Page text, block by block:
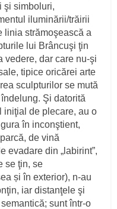
şi simboluri,
iluminării/trăirii
linia strămoşească a
lui Brâncuşi ţin
vedere, dar care nu-şi
tipice oricărei arte
sculpturilor se mută
Şi datorită
iniţial de plecare, au o
în inconştient,
de vină
evadare din „labirint”,
se ţin, se
și în exterior), n-au
iar distanţele şi
sunt într-o